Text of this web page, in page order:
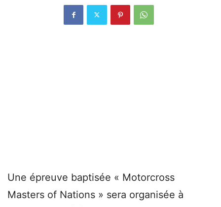
Une épreuve baptisée « Motorcross
Masters of Nations » sera organisée à